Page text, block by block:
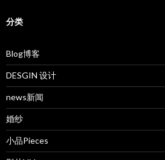
分类
Blog博客
DESGIN 设计
news新闻
婚纱
小品Pieces